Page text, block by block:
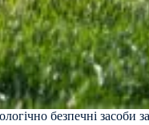
безпечні засоби